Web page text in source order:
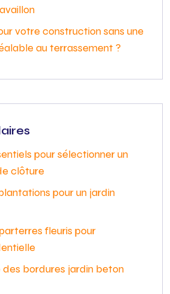
votre construction sans une
au terrassement ?
pour sélectionner un
clôture
pour un jardin
fleuris pour
des bordures jardin beton